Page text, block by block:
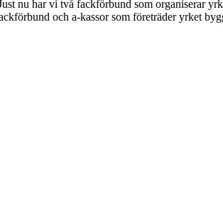
nu har vi två fackförbund som organiserar
och a-kassor som företräder yrket